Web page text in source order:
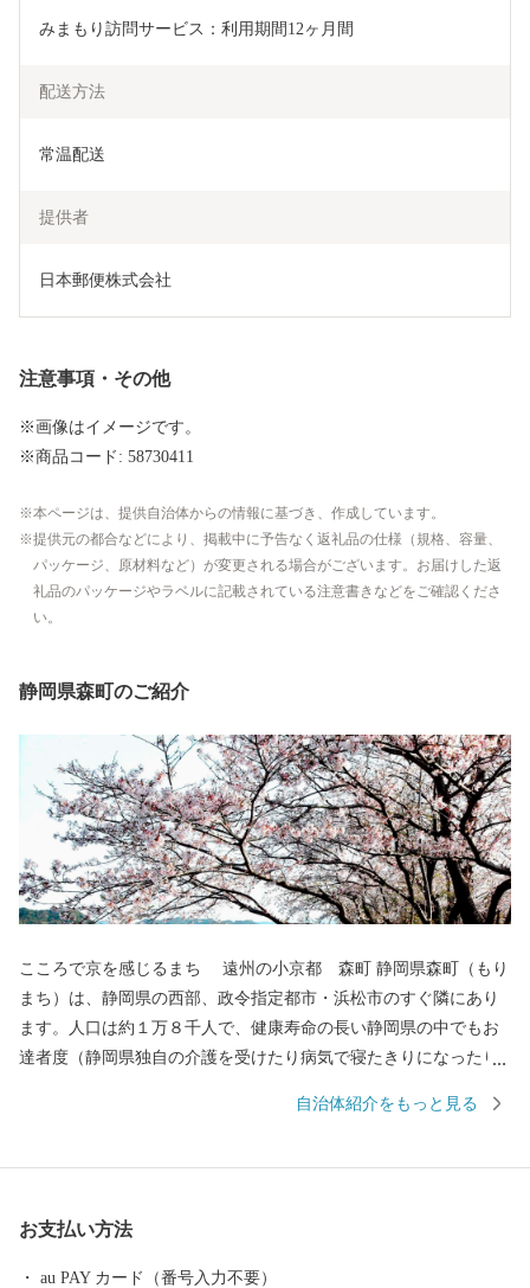
みまもり訪問サービス：利用期間12ヶ月間
配送方法
常温配送
提供者
日本郵便株式会社
注意事項・その他
※画像はイメージです。
※商品コード: 58730411
本ページは、提供自治体からの情報に基づき、作成しています。
提供元の都合などにより、掲載中に予告なく返礼品の仕様（規格、容量、
パッケージ、原材料など）が変更される場合がございます。お届けした返
礼品のパッケージやラベルに記載されている注意書きなどをご確認くださ
い。
静岡県森町のご紹介
こころで京を感じるまち 遠州の小京都 森町 静岡県森町（もり
まち）は、静岡県の西部、政令指定都市・浜松市のすぐ隣にあり
ます。人口は約１万８千人で、健康寿命の長い静岡県の中でもお
達者度（静岡県独自の介護を受けたり病気で寝たきりになったり
賛し、以来遠州の小京都と呼ばれるようになりました。 森町に
自治体紹介をもっと見る
お支払い方法
au PAY カード（番号入力不要）